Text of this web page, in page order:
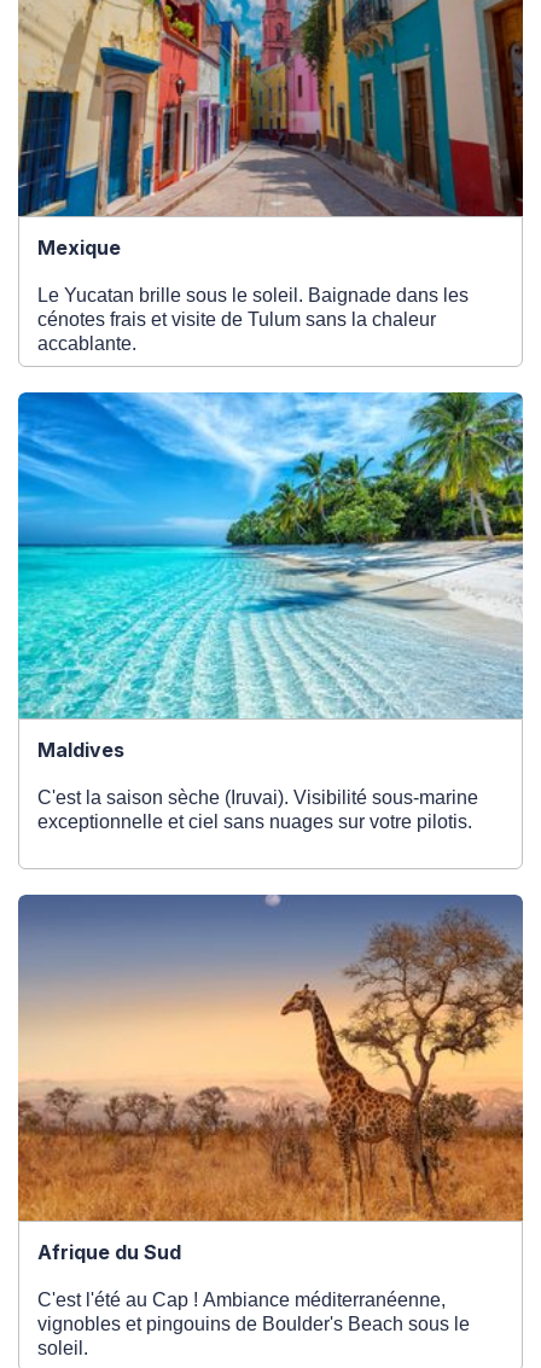
Mexique
Le Yucatan brille sous le soleil. Baignade dans les
cénotes frais et visite de Tulum sans la chaleur
accablante.
Maldives
C'est la saison sèche (Iruvai). Visibilité sous-marine
exceptionnelle et ciel sans nuages sur votre pilotis.
Afrique du Sud
C'est l'été au Cap ! Ambiance méditerranéenne,
vignobles et pingouins de Boulder's Beach sous le
soleil.